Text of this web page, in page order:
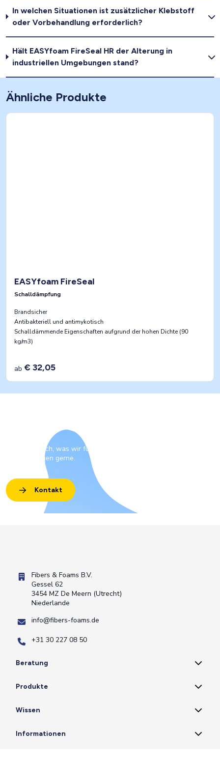
In welchen Situationen ist zusätzlicher Klebstoff
oder Vorbehandlung erforderlich?
Hält EASYfoam FireSeal HR der Alterung in
industriellen Umgebungen stand?
Ähnliche Produkte
EASYfoam FireSeal
Schalldämpfung
Brandsicher
Antibakteriell und antimykotisch
Schalldämmende Eigenschaften aufgrund der hohen Dichte (90
kg/m3)
ab € 32,05
Sie fragen sich, was wir für Sie tun können? Unsere Spezialisten
sagen es Ihnen gerne.
Kontakt
Fibers & Foams B.V.
Gessel 62
3454 MZ De Meern (Utrecht)
Niederlande
info@fibers-foams.de
+31 30 227 08 50
Beratung
Produkte
Wissen
Informationen